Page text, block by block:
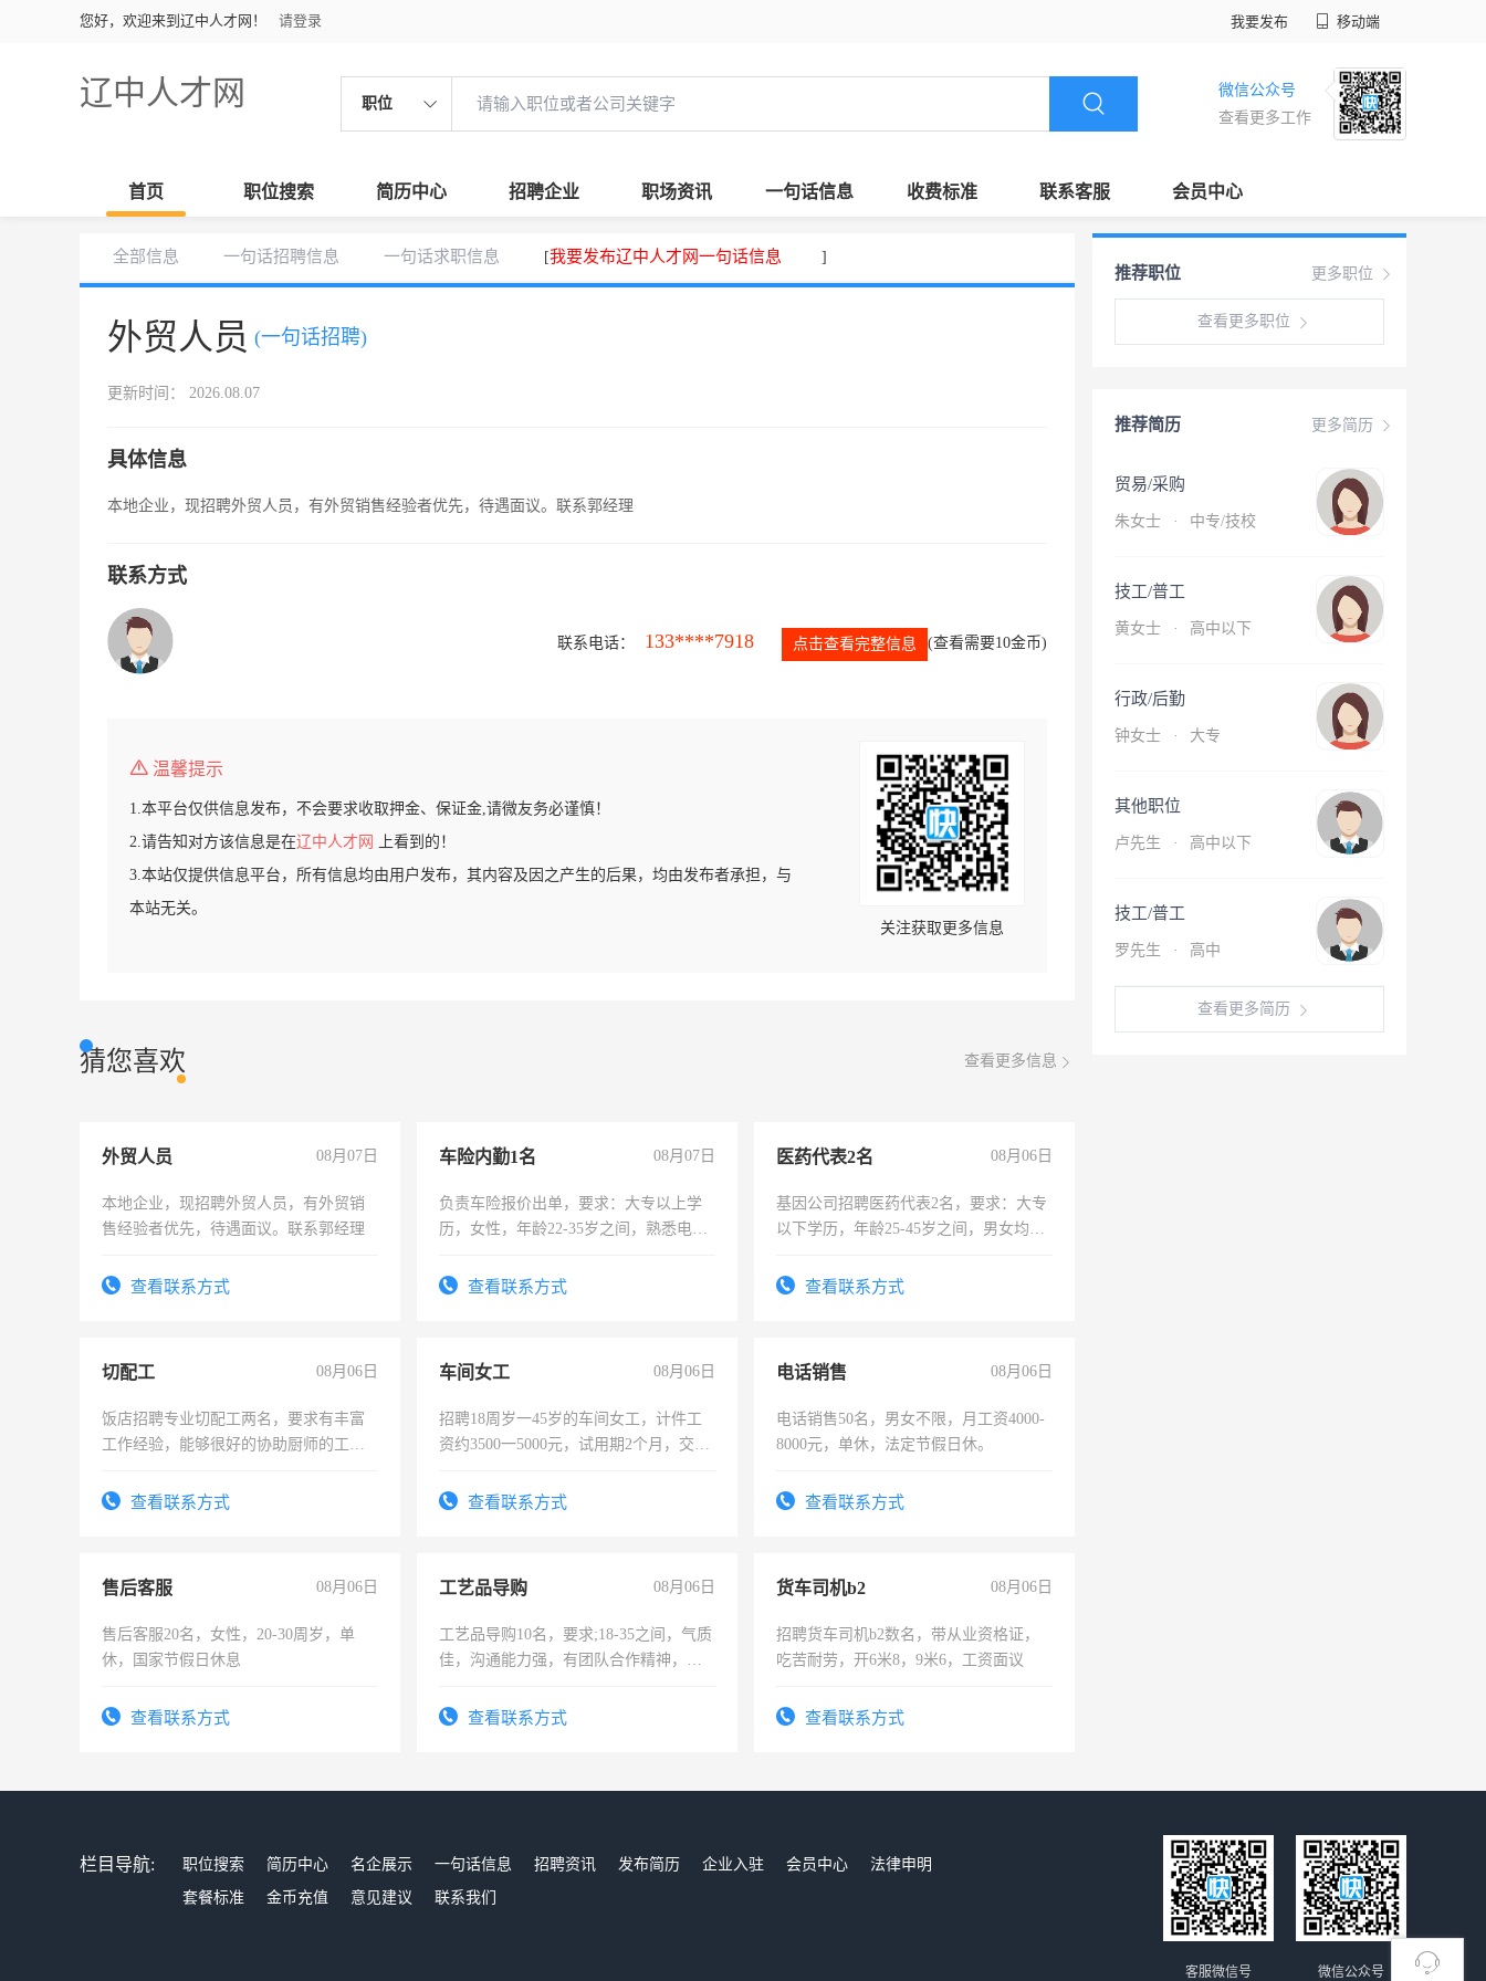
您好，欢迎来到辽中人才网！ 请登录 我要发布 移动端
辽中人才网 职位
微信公众号
查看更多工作
首页 职位搜索 简历中心 招聘企业 职场资讯 一句话信息 收费标准 联系客服 会员中心
全部信息 一句话招聘信息 一句话求职信息 [我要发布辽中人才网一句话信息 ]
外贸人员 (一句话招聘)
更新时间： 2026.08.07
具体信息
本地企业，现招聘外贸人员，有外贸销售经验者优先，待遇面议。联系郭经理
联系方式
联系电话： 133****7918 点击查看完整信息 (查看需要10金币)
温馨提示
1.本平台仅供信息发布，不会要求收取押金、保证金,请微友务必谨慎！
2.请告知对方该信息是在辽中人才网
上看到的！
3.本站仅提供信息平台，所有信息均由用户发布，其内容及因之产生的后果，均由发布者承担，与
本站无关。
关注获取更多信息
猜您喜欢 查看更多信息
外贸人员 08月07日
本地企业，现招聘外贸人员，有外贸销
售经验者优先，待遇面议。联系郭经理
查看联系方式
车险内勤1名 08月07日
负责车险报价出单，要求：大专以上学
历，女性，年龄22-35岁之间，熟悉电脑
试用期1-3个月，转正后交纳五险，
查看联系方式
医药代表2名 08月06日
基因公司招聘医药代表2名，要求：大专
以下学历，年龄25-45岁之间，男女均
表或者有医学资质的优先，底薪+绩效，
查看联系方式
切配工 08月06日
饭店招聘专业切配工两名，要求有丰富
工作经验，能够很好的协助厨师的工
4500。查看联系方式
车间女工 08月06日
招聘18周岁一45岁的车间女工，计件工
资约3500一5000元，试用期2个月，交五
查看联系方式
电话销售 08月06日
电话销售50名，男女不限，月工资4000-
8000元，单休，法定节假日休。
查看联系方式
售后客服 08月06日
售后客服20名，女性，20-30周岁，单
休，国家节假日休息
查看联系方式
工艺品导购 08月06日
工艺品导购10名，要求;18-35之间，气质
佳，沟通能力强，有团队合作精神，有
查看联系方式
货车司机b2 08月06日
招聘货车司机b2数名，带从业资格证，
吃苦耐劳，开6米8，9米6，工资面议
查看联系方式
更多职位
推荐职位
查看更多职位
更多简历
推荐简历
贸易/采购
朱女士 · 中专/技校
技工/普工
黄女士 · 高中以下
行政/后勤
钟女士 · 大专
其他职位
卢先生 · 高中以下
技工/普工
罗先生 · 高中
查看更多简历
栏目导航: 职位搜索 简历中心 名企展示 一句话信息 招聘资讯 发布简历 企业入驻 会员中心
法律申明
套餐标准
金币充值 意见建议 联系我们
微信公众号
客服微信号